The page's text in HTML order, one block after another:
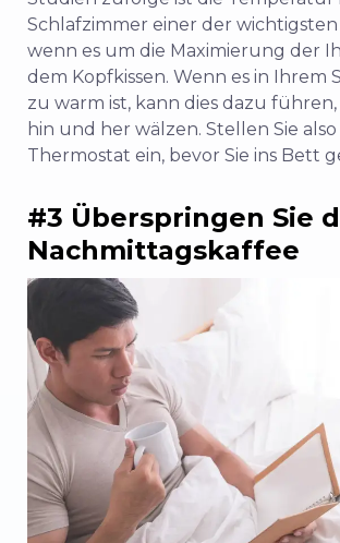
Schlafzimmer einer der
wenn es um die Maximierung der
dem Kopfkissen. Wenn es in Ihrem
zu warm ist, kann dies dazu führen,
hin und her wälzen. Stellen Sie
Thermostat ein, bevor Sie ins Bett
#3 Überspringen Sie
Nachmittagskaffee